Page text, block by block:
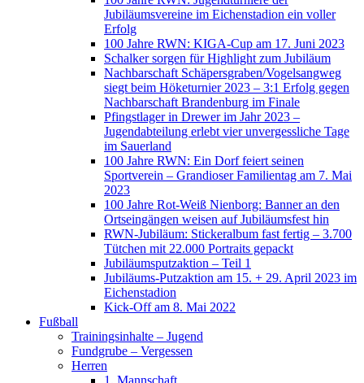
Jubiläumsvereine im Eichenstadion ein voller
Erfolg
100 Jahre RWN: KIGA-Cup am 17. Juni 2023
Schalker sorgen für Highlight zum Jubiläum
Nachbarschaft Schäpersgraben/Vogelsangweg
siegt beim Höketurnier 2023 – 3:1 Erfolg gegen
Nachbarschaft Brandenburg im Finale
Pfingstlager in Drewer im Jahr 2023 –
Jugendabteilung erlebt vier unvergessliche Tage
im Sauerland
100 Jahre RWN: Ein Dorf feiert seinen
Sportverein – Grandioser Familientag am 7. Mai
2023
100 Jahre Rot-Weiß Nienborg: Banner an den
Ortseingängen weisen auf Jubiläumsfest hin
RWN-Jubiläum: Stickeralbum fast fertig – 3.700
Tütchen mit 22.000 Portraits gepackt
Jubiläumsputzaktion – Teil 1
Jubiläums-Putzaktion am 15. + 29. April 2023 im
Eichenstadion
Kick-Off am 8. Mai 2022
Fußball
Trainingsinhalte – Jugend
Fundgrube – Vergessen
Herren
1. Mannschaft